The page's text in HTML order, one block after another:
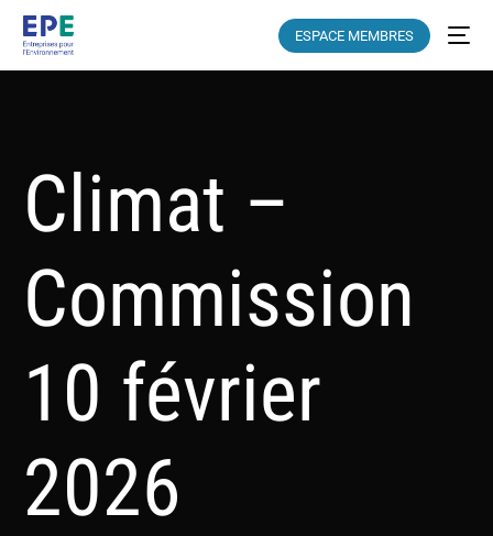
ESPACE MEMBRES
Climat –
Commission
10 février
2026